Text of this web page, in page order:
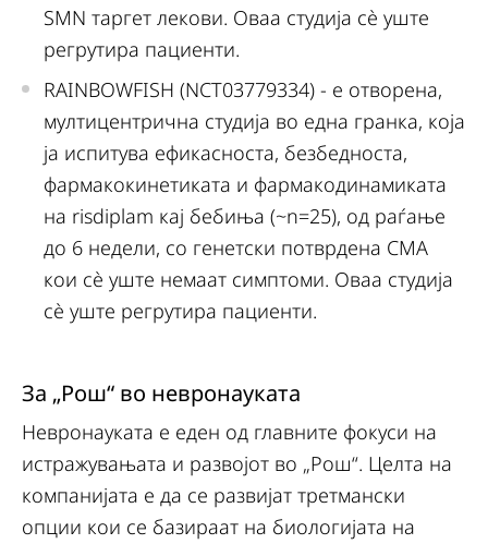
SMN таргет лекови. Оваа студија сè уште
регрутира пациенти.
RAINBOWFISH (NCT03779334) - е отворена,
мултицентрична студија во една гранка, која
ја испитува ефикасноста, безбедноста,
фармакокинетиката и фармакодинамиката
на risdiplam кај бебиња (~n=25), од раѓање
до 6 недели, со генетски потврдена СМА
кои сè уште немаат симптоми. Оваа студија
сè уште регрутира пациенти.
За „Рош“ во невронауката
Невронауката е еден од главните фокуси на
истражувањата и развојот во „Рош“. Целта на
компанијата е да се развијат третмански
опции кои се базираат на биологијата на